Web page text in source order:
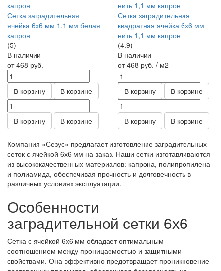
Сетка заградительная
ячейка 6х6 мм 1.1 мм белая
капрон
(5)
В наличии
от 468 руб.
В корзину В корзине
В корзину В корзине
Сетка заградительная
квадратная ячейка 6х6 мм
нить 1,1 мм капрон
(4.9)
В наличии
от 468 руб. / м2
В корзину В корзине
В корзину В корзине
Компания «Сезус» предлагает изготовление заградительных
сеток с ячейкой 6х6 мм на заказ. Наши сетки изготавливаются
из высококачественных материалов: капрона, полипропилена
и полиамида, обеспечивая прочность и долговечность в
различных условиях эксплуатации.
Особенности
заградительной сетки 6х6
Сетка с ячейкой 6х6 мм обладает оптимальным
соотношением между проницаемостью и защитными
свойствами. Она эффективно предотвращает проникновение